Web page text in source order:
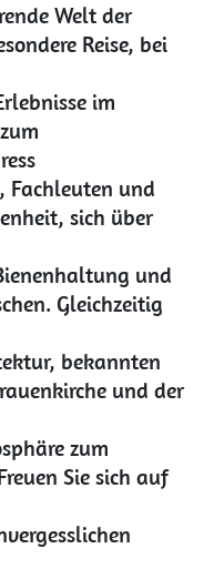
Welt der
Reise, bei
im
Fachleuten und
sich über
und
Gleichzeitig
bekannten
und der
zum
Sie sich auf